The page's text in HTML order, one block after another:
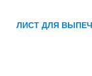
ЛИСТ ДЛЯ